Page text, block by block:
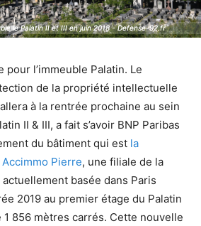
le Palatin II et III en juin 2018 - Defense-92.fr
le Palatin II et III en juin 2018 - Defense-92.fr
pour l’immeuble Palatin. Le
de la propriété intellectuelle
à la rentrée prochaine au sein
II & III, a fait s’avoir BNP Paribas
du bâtiment qui est la
Pierre, une filiale de la
actuellement basée dans Paris
2019 au premier étage du Palatin
856 mètres carrés. Cette nouvelle